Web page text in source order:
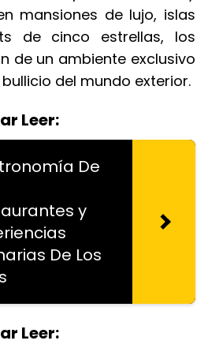
mansiones de lujo, islas
de cinco estrellas, los
de un ambiente exclusivo
del mundo exterior.
Leer:
De
y
De Los
Leer: